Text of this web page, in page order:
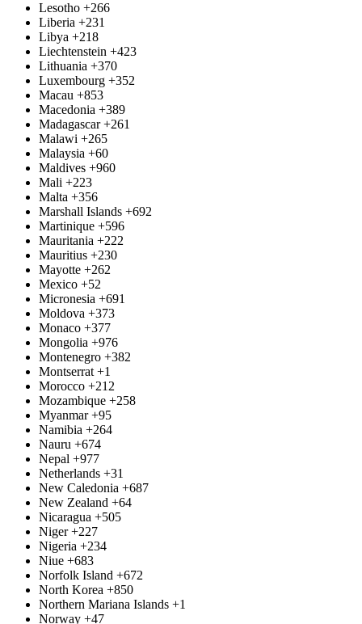
Lesotho +266
Liberia +231
Libya +218
Liechtenstein +423
Lithuania +370
Luxembourg +352
Macau +853
Macedonia +389
Madagascar +261
Malawi +265
Malaysia +60
Maldives +960
Mali +223
Malta +356
Marshall Islands +692
Martinique +596
Mauritania +222
Mauritius +230
Mayotte +262
Mexico +52
Micronesia +691
Moldova +373
Monaco +377
Mongolia +976
Montenegro +382
Montserrat +1
Morocco +212
Mozambique +258
Myanmar +95
Namibia +264
Nauru +674
Nepal +977
Netherlands +31
New Caledonia +687
New Zealand +64
Nicaragua +505
Niger +227
Nigeria +234
Niue +683
Norfolk Island +672
North Korea +850
Northern Mariana Islands +1
Norway +47